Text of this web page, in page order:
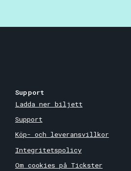
Support
Ladda ner biljett
Support
Köp- och leveransvillkor
Integritetspolicy
Om cookies på Tickster